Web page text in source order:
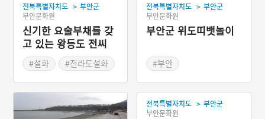
전북특별자치도 > 부안군
부안문화원
신기한 요술부채를 갖
고 있는 왕등도 전씨
#설화 #전라도설화
전북특별자치도 > 부안군
부안문화원
부안군 위도띠뱃놀이
#부안
전북특별자치도 > 부안군
부안문화원